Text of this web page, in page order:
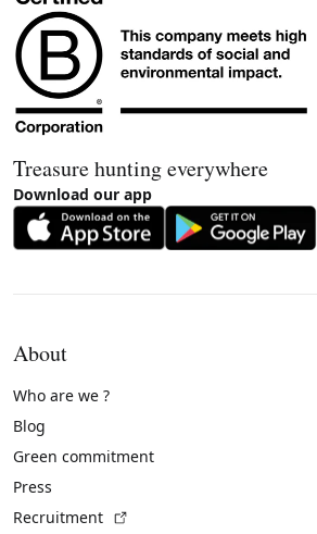
Treasure hunting everywhere
Download our app
About
Who are we ?
Blog
Green commitment
Press
Recruitment